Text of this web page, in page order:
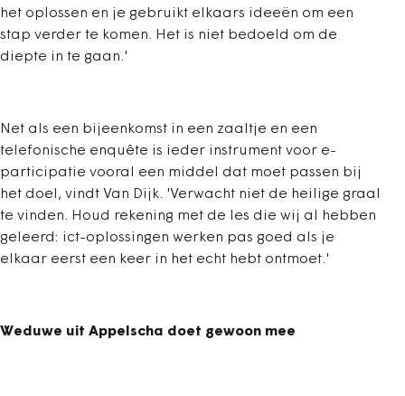
het oplossen en je gebruikt elkaars ideeën om een
stap verder te komen. Het is niet bedoeld om de
diepte in te gaan.'
Net als een bijeenkomst in een zaaltje en een
telefonische enquête is ieder instrument voor e-
participatie vooral een middel dat moet passen bij
het doel, vindt Van Dijk. 'Verwacht niet de heilige graal
te vinden. Houd rekening met de les die wij al hebben
geleerd: ict-oplossingen werken pas goed als je
elkaar eerst een keer in het echt hebt ontmoet.'
Weduwe uit Appelscha doet gewoon mee